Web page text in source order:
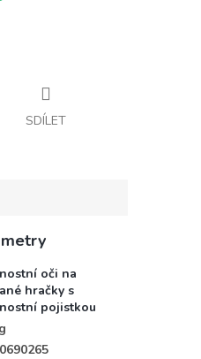
SDÍLET
oči na
hračky s
pojistkou